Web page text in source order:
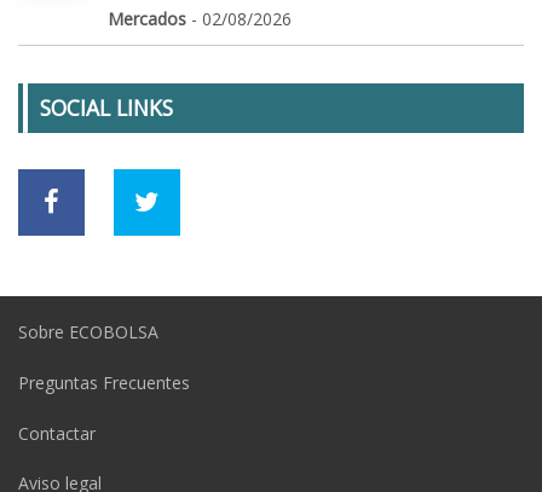
Mercados - 02/08/2026
SOCIAL LINKS
Sobre ECOBOLSA
Preguntas Frecuentes
Contactar
Aviso legal